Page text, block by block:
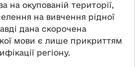
на окупованій території,
на вивчення рідної
дана скорочена
мови є лише прикриттям
регіону.